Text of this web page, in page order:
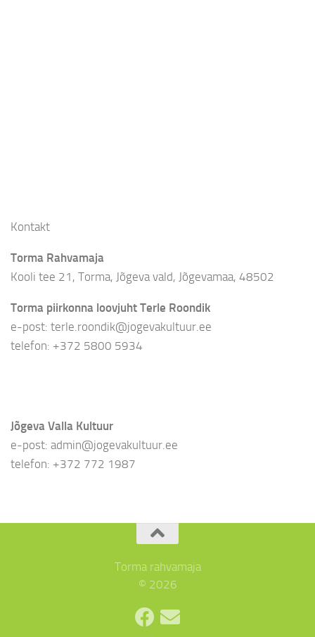
Kontakt
Torma Rahvamaja
Kooli tee 21, Torma, Jõgeva vald, Jõgevamaa, 48502
Torma piirkonna loovjuht Terle Roondik
e-post: terle.roondik@jogevakultuur.ee
telefon: +372 5800 5934
Jõgeva Valla Kultuur
e-post: admin@jogevakultuur.ee
telefon: +372 772 1987
Torma rahvamaja
© 2026